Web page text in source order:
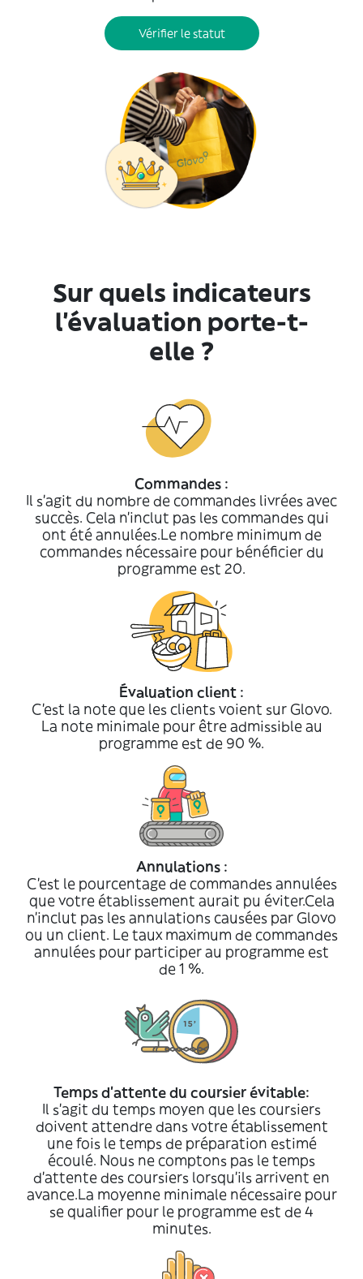
Vérifier le statut
Sur quels indicateurs
l’évaluation porte-t-
elle ?
Commandes :
Il s’agit du nombre de commandes livrées avec
succès. Cela n'inclut pas les commandes qui
ont été annulées.Le nombre minimum de
commandes nécessaire pour bénéficier du
programme est 20.
Évaluation client :
C’est la note que les clients voient sur Glovo.
La note minimale pour être admissible au
programme est de 90 %.
Annulations :
C'est le pourcentage de commandes annulées
que votre établissement aurait pu éviter.Cela
n'inclut pas les annulations causées par Glovo
ou un client. Le taux maximum de commandes
annulées pour participer au programme est
de 1 %.
Temps d'attente du coursier évitable:
Il s'agit du temps moyen que les coursiers
doivent attendre dans votre établissement
une fois le temps de préparation estimé
écoulé. Nous ne comptons pas le temps
d'attente des coursiers lorsqu'ils arrivent en
avance.La moyenne minimale nécessaire pour
se qualifier pour le programme est de 4
minutes.